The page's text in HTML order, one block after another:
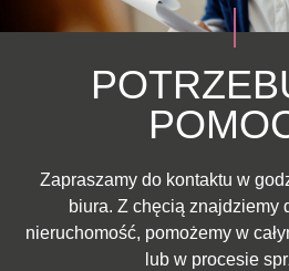
Zapraszamy do kontaktu w
biura. Z chęcią znajdziemy
nieruchomość, pomożemy w
lub w procesie